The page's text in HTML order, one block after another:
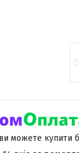
можете